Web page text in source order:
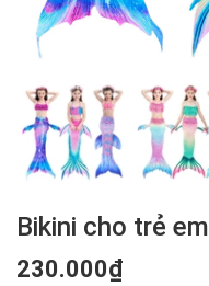
Bikini cho trẻ
230.000₫